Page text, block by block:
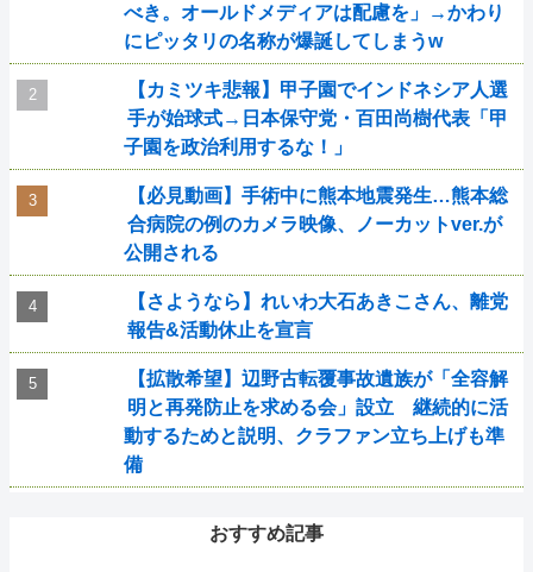
べき。オールドメディアは配慮を」→かわり
にピッタリの名称が爆誕してしまうw
【カミツキ悲報】甲子園でインドネシア人選
手が始球式→日本保守党・百田尚樹代表「甲
子園を政治利用するな！」
【必見動画】手術中に熊本地震発生…熊本総
合病院の例のカメラ映像、ノーカットver.が
公開される
【さようなら】れいわ大石あきこさん、離党
報告&活動休止を宣言
【拡散希望】辺野古転覆事故遺族が「全容解
明と再発防止を求める会」設立 継続的に活
動するためと説明、クラファン立ち上げも準
備
おすすめ記事